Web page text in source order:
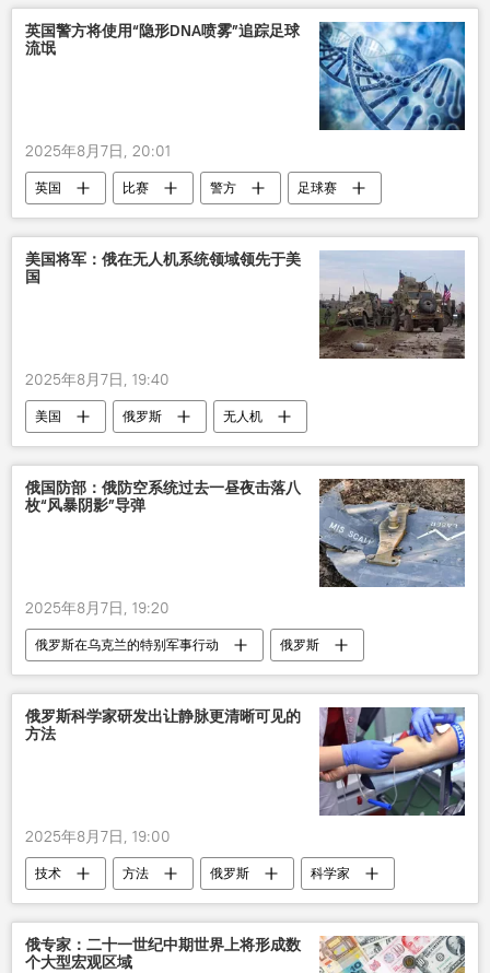
英国警方将使用“隐形DNA喷雾”追踪足球
流氓
2025年8月7日, 20:01
英国 比赛 警方
足球赛
扰乱
流氓行为
美国将军：俄在无人机系统领域领先于美
国
2025年8月7日, 19:40
美国 俄罗斯
无人机
军事技术
乌克兰冲突 战争
俄国防部：俄防空系统过去一昼夜击落八
枚“风暴阴影”导弹
2025年8月7日, 19:20
俄罗斯在乌克兰的特别军事行动
俄罗斯
乌克兰冲突
军事
防空系统
导弹
英国
俄罗斯科学家研发出让静脉更清晰可见的
方法
2025年8月7日, 19:00
技术 方法 俄罗斯
科学家
研发
错误
俄专家：二十一世纪中期世界上将形成数
个大型宏观区域